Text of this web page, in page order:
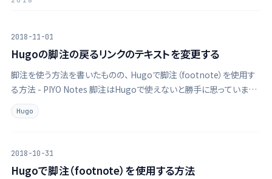
2018-11-01
Hugoの脚注の戻るリンクのテキストを変更する
脚注を使う方法を書いたものの、 Hugoで脚注（footnote）を使用す
る方法 - PIYO Notes 脚注はHugoで使えないと勝手に思っていまし
たが、ちゃんと使えました。 1 たまに本題からそれたことを補足で書き
たくなるから、そういうときに使いたかったんでした。 Hugo …
Hugo
2018-10-31
Hugoで脚注（footnote）を使用する方法